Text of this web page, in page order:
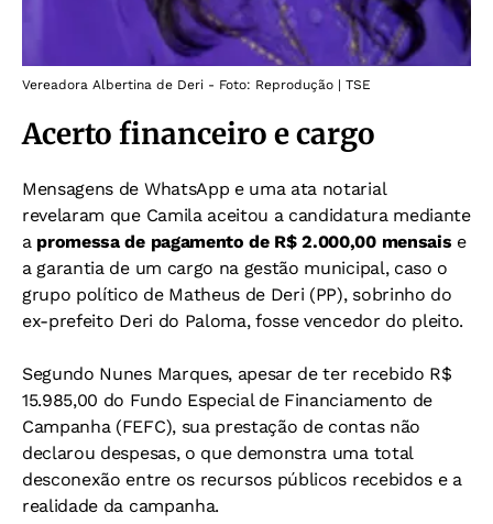
Vereadora Albertina de Deri - Foto: Reprodução | TSE
Acerto financeiro e cargo
Mensagens de WhatsApp e uma ata notarial
revelaram que Camila aceitou a candidatura mediante
a promessa de pagamento de R$ 2.000,00 mensais e
a garantia de um cargo na gestão municipal, caso o
grupo político de Matheus de Deri (PP), sobrinho do
ex-prefeito Deri do Paloma, fosse vencedor do pleito.
Segundo Nunes Marques, apesar de ter recebido R$
15.985,00 do Fundo Especial de Financiamento de
Campanha (FEFC), sua prestação de contas não
declarou despesas, o que demonstra uma total
desconexão entre os recursos públicos recebidos e a
realidade da campanha.